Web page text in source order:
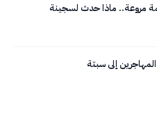
مروعة.. ماذا حدث لسجينة
إلى سبتة